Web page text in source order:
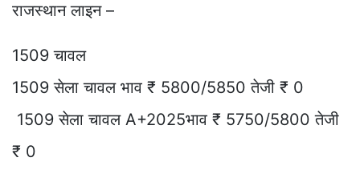
राजस्थान लाइन –
1509 चावल
1509 सेला चावल भाव ₹ 5800/5850 तेजी ₹ 0
1509 सेला चावल A+2025भाव ₹ 5750/5800 तेजी
₹ 0